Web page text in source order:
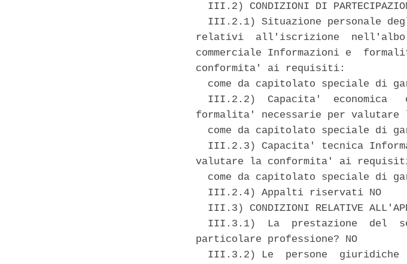
III.2) CONDIZIONI DI
III.2.1) Situazione personale
relativi  all'iscrizione  nell'albo
commerciale Informazioni e
conformita' ai requisiti:
come da capitolato speciale di
III.2.2)  Capacita'  economica
formalita' necessarie per
come da capitolato speciale di
III.2.3) Capacita' tecnica
valutare la conformita' ai
come da capitolato speciale di
  III.2.4) Appalti riservati NO
III.3) CONDIZIONI RELATIVE
III.3.1)  La  prestazione  del
particolare professione? NO
III.3.2) Le  persone  giuridiche